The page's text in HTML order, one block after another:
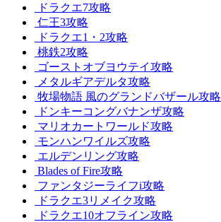
ドラクエ7攻略
仁王3攻略
ドラクエ1・2攻略
桃鉄2攻略
ゴーストオブヨウテイ攻略
メタルギアデルタ攻略
牧場物語 風のグランドバザール攻略
ドンキーコングバナンザ攻略
マリオカートワールド攻略
モンハンワイルズ攻略
エルデンリング攻略
Blades of Fire攻略
ファンタジーライフi攻略
ドラクエ3リメイク攻略
ドラクエ10オフライン攻略